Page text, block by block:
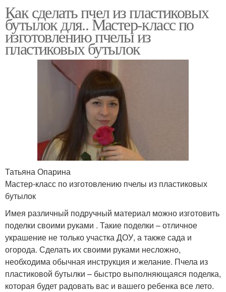
Как сделать пчел из пластиковых
бутылок для.. Мастер-класс по
изготовлению пчелы из
пластиковых бутылок
Татьяна Опарина
Мастер-класс по изготовлению пчелы из пластиковых
бутылок
Имея различный подручный материал можно изготовить
поделки своими руками . Такие поделки – отличное
украшение не только участка ДОУ, а также сада и
огорода. Сделать их своими руками несложно,
необходима обычная инструкция и желание. Пчела из
пластиковой бутылки – быстро выполняющаяся поделка,
которая будет радовать вас и вашего ребенка все лето.